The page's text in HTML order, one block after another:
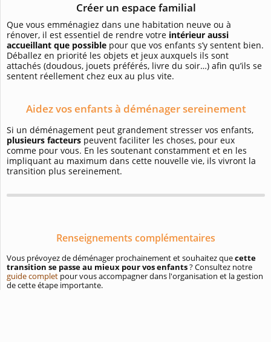
Créer un espace familial
Que vous emménagiez dans une habitation neuve ou à
rénover, il est essentiel de rendre votre intérieur aussi
accueillant que possible pour que vos enfants s’y sentent bien.
Déballez en priorité les objets et jeux auxquels ils sont
attachés (doudous, jouets préférés, livre du soir…) afin qu’ils se
sentent réellement chez eux au plus vite.
Aidez vos enfants à déménager sereinement
Si un déménagement peut grandement stresser vos enfants,
plusieurs facteurs peuvent faciliter les choses, pour eux
comme pour vous. En les soutenant constamment et en les
impliquant au maximum dans cette nouvelle vie, ils vivront la
transition plus sereinement.
Renseignements complémentaires
Vous prévoyez de déménager prochainement et souhaitez quecette
transition se passe au mieux pour vos enfants? Consultez notre
guide complet pour vous accompagner dans l'organisation et la gestion
de cette étape importante.